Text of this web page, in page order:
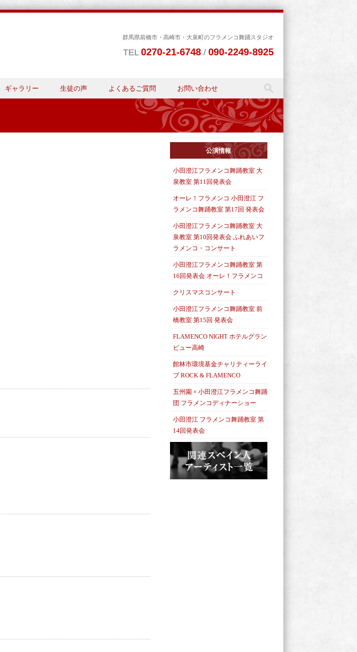
群馬県前橋市・高崎市・大泉町のフラメンコ舞踊スタジオ
TEL 0270-21-6748 / 090-2249-8925
ギャラリー 生徒の声 よくあるご質問 お問い合わせ
公演情報
小田澄江フラメンコ舞踊教室 大
泉教室 第11回発表会
オーレ！フラメンコ 小田澄江 フ
ラメンコ舞踊教室 第17回 発表会
小田澄江フラメンコ舞踊教室 大
泉教室 第10回発表会 ふれあいフ
ラメンコ・コンサート
小田澄江フラメンコ舞踊教室 第
16回発表会 オーレ！フラメンコ
クリスマスコンサート
小田澄江フラメンコ舞踊教室 前
橋教室 第15回 発表会
FLAMENCO NIGHT ホテルグラン
ビュー高崎
館林市環境基金チャリティーライ
ブ ROCK & FLAMENCO
五州園 × 小田澄江フラメンコ舞踊
団 フラメンコディナーショー
小田澄江 フラメンコ舞踊教室 第
14回発表会